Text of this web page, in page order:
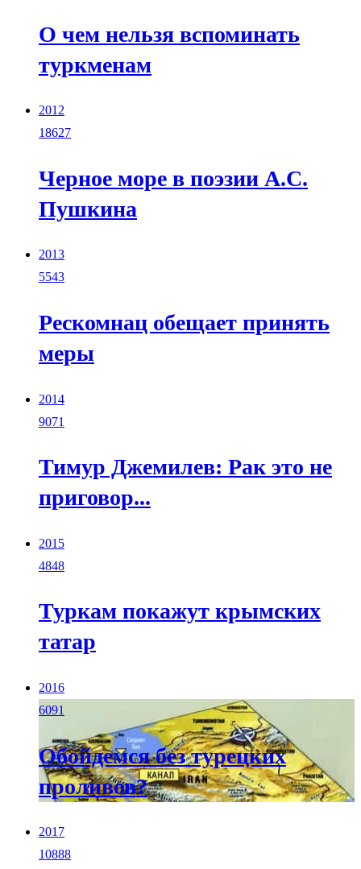
О чем нельзя вспоминать
туркменам
2012
18627
Черное море в поэзии А.С.
Пушкина
2013
5543
Рескомнац обещает принять
меры
2014
9071
Тимур Джемилев: Рак это не
приговор...
2015
4848
Туркам покажут крымских
татар
2016
6091
Обойдемся без турецких
проливов?
2017
10888